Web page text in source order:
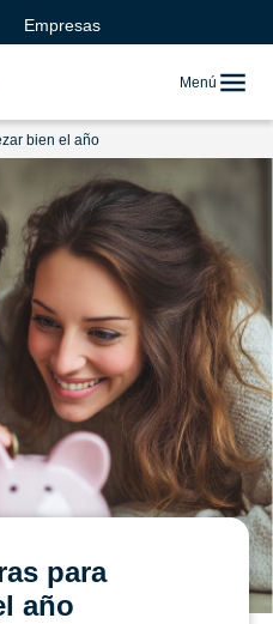
Empresas
Menú
bien el año
para
año